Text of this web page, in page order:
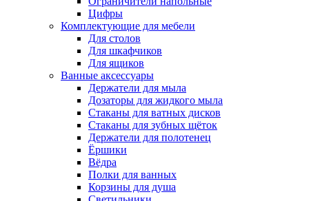
Цифры
Комплектующие для мебели
Для столов
Для шкафчиков
Для ящиков
Ванные аксессуары
Держатели для мыла
Дозаторы для жидкого мыла
Стаканы для ватных дисков
Стаканы для зубных щёток
Держатели для полотенец
Ёршики
Вёдра
Полки для ванных
Корзины для душа